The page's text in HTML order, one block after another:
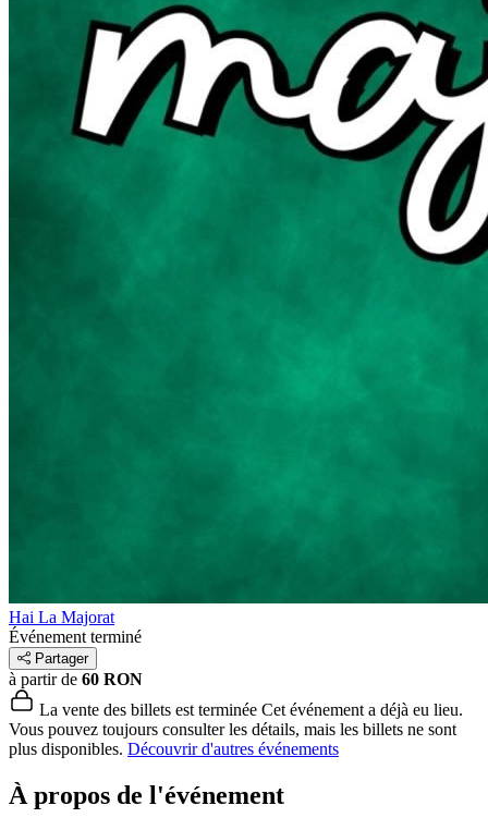
Hai La Majorat
Événement terminé
Partager
à partir de 60 RON
La vente des billets est terminée Cet événement a déjà eu lieu.
Vous pouvez toujours consulter les détails, mais les billets ne sont
plus disponibles. Découvrir d'autres événements
À propos de l'événement